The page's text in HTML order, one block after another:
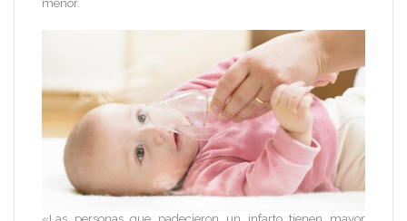
menor.